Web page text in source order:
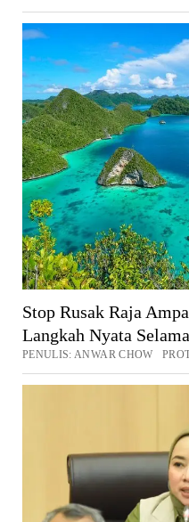
Stop Rusak Raja
Langkah Nyata
PENULIS: ANWAR CHOW